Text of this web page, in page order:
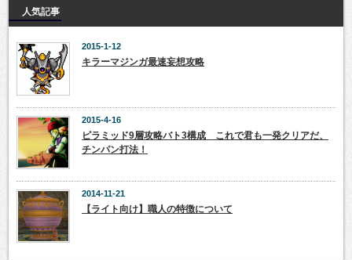
人気記事
2015-1-12
キラーマジンガ最速妄想攻略
2015-4-16
ピラミッド9層攻略バト3構成 これで君も一発クリアだ、
チンパン打法！
2014-11-21
【ライト向け】職人の特徴について